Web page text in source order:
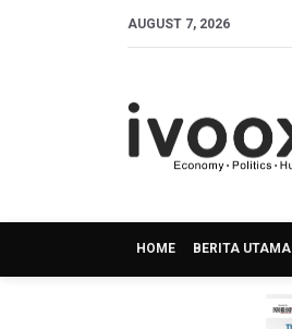
AUGUST 7, 2026
HOME BERITA UTAMA